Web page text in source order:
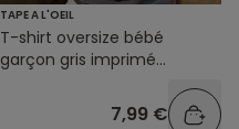
TAPE A L'OEIL
T-shirt oversize bébé
garçon gris imprimé
7,99 €